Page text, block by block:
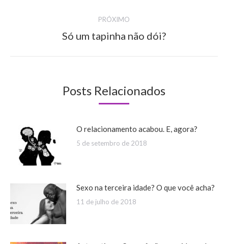
PRÓXIMO
Próximo
Só um tapinha não dói?
Posts Relacionados
O relacionamento acabou. E, agora?
5 de setembro de 2018
Sexo na terceira idade? O que você acha?
11 de julho de 2018